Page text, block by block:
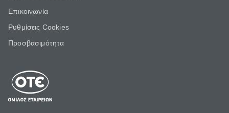
Επικοινωνία
Ρυθμίσεις Cookies
Προσβασιμότητα